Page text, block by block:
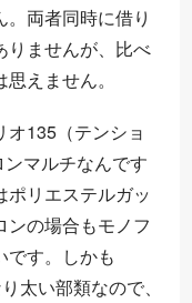
両者同時に借り
りませんが、比べ
えません。
135（テンショ
マルチなんです
ポリエステルガッ
ンの場合もモノフ
です。しかも
太い部類なので、